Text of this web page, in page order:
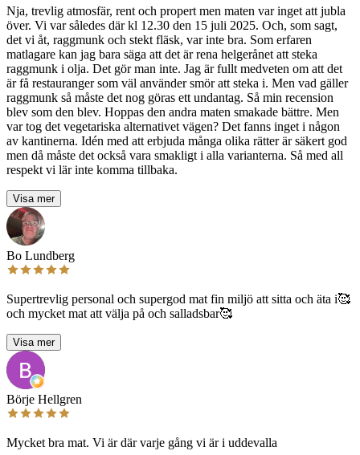
Nja, trevlig atmosfär, rent och propert men maten var inget att jubla
över. Vi var således där kl 12.30 den 15 juli 2025. Och, som sagt,
det vi åt, raggmunk och stekt fläsk, var inte bra. Som erfaren
matlagare kan jag bara säga att det är rena helgerånet att steka
raggmunk i olja. Det gör man inte. Jag är fullt medveten om att det
är få restauranger som väl använder smör att steka i. Men vad gäller
raggmunk så måste det nog göras ett undantag. Så min recension
blev som den blev. Hoppas den andra maten smakade bättre. Men
var tog det vegetariska alternativet vägen? Det fanns inget i någon
av kantinerna. Idén med att erbjuda många olika rätter är säkert god
men då måste det också vara smakligt i alla varianterna. Så med all
respekt vi lär inte komma tillbaka.
Visa mer
Bo Lundberg
Supertrevlig personal och supergod mat fin miljö att sitta och äta i🥰
och mycket mat att välja på och salladsbar🥰
Visa mer
Börje Hellgren
Mycket bra mat. Vi är där varje gång vi är i uddevalla